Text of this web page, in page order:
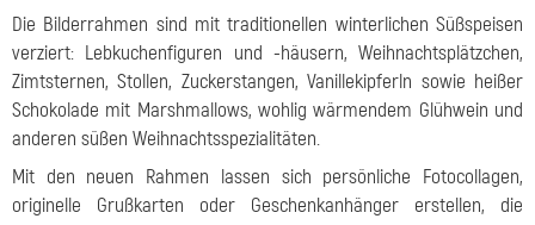
Die Bilderrahmen sind mit traditionellen winterlichen Süßspeisen
verziert: Lebkuchenfiguren und -häusern, Weihnachtsplätzchen,
Zimtsternen, Stollen, Zuckerstangen, Vanillekipferln sowie heißer
Schokolade mit Marshmallows, wohlig wärmendem Glühwein und
anderen süßen Weihnachtsspezialitäten.
Mit den neuen Rahmen lassen sich persönliche Fotocollagen,
originelle Grußkarten oder Geschenkanhänger erstellen, die